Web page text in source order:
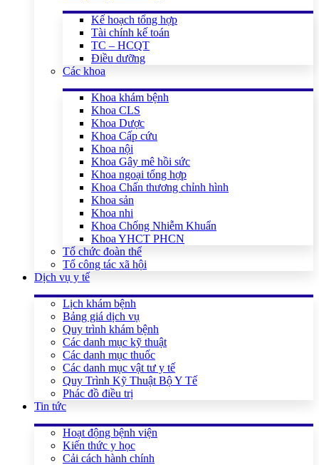
Kế hoạch tổng hợp
Tài chính kế toán
TC – HCQT
Điều dưỡng
Các khoa
Khoa khám bệnh
Khoa CLS
Khoa Dược
Khoa Cấp cứu
Khoa nội
Khoa Gây mê hồi sức
Khoa ngoại tổng hợp
Khoa Chấn thương chỉnh hình
Khoa sản
Khoa nhi
Khoa Chống Nhiễm Khuẩn
Khoa YHCT PHCN
Tổ chức đoàn thể
Tổ công tác xã hội
Dịch vụ y tế
Lịch khám bệnh
Bảng giá dịch vụ
Quy trình khám bệnh
Các danh mục kỹ thuật
Các danh mục thuốc
Các danh mục vật tư y tế
Quy Trình Kỹ Thuật Bộ Y Tế
Phác đồ điều trị
Tin tức
Hoạt động bệnh viện
Kiến thức y học
Cải cách hành chính